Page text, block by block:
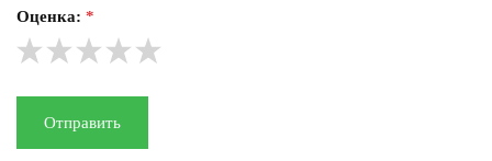
Оценка: *
Отправить